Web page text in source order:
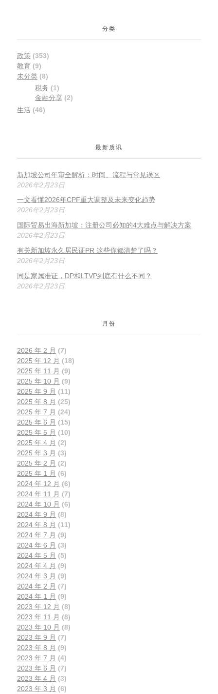
分类
政策 (353)
教育 (9)
未分类 (8)
税务 (1)
金融分享(2)
生活 (46)
最新质讯
新加坡公司年审全解析：时间、流程与常见误区
2026年2月23日
一文看懂2026年CPF重大调整及未来变化趋势
2026年2月23日
国际贸易出海新加坡：注册公司必知的4大难点与解决方案
2026年2月23日
有关新加坡永久居民证PR 这些你都清楚了吗？
2026年2月23日
同是家属准证，DP和LTVP到底有什么不同？
2026年2月23日
月份
2026 年 2 月 (7)
2025 年 12 月 (18)
2025 年 11 月 (9)
2025 年 10 月 (9)
2025 年 9 月 (11)
2025 年 8 月 (25)
2025 年 7 月 (24)
2025 年 6 月 (15)
2025 年 5 月 (10)
2025 年 4 月 (2)
2025 年 3 月 (3)
2025 年 2 月 (2)
2025 年 1 月 (6)
2024 年 12 月 (6)
2024 年 11 月 (7)
2024 年 10 月 (6)
2024 年 9 月 (8)
2024 年 8 月 (11)
2024 年 7 月 (9)
2024 年 6 月 (3)
2024 年 5 月 (5)
2024 年 4 月 (9)
2024 年 3 月 (9)
2024 年 2 月 (7)
2024 年 1 月 (9)
2023 年 12 月 (8)
2023 年 11 月 (8)
2023 年 10 月 (8)
2023 年 9 月 (7)
2023 年 8 月 (9)
2023 年 7 月 (4)
2023 年 6 月 (7)
2023 年 4 月 (3)
2023 年 3 月 (6)